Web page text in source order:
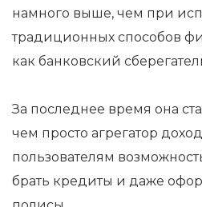
намного выше, чем при
традиционных способов
как банковский
За последнее время она
чем просто агрегатор
пользователям
брать кредиты и даже